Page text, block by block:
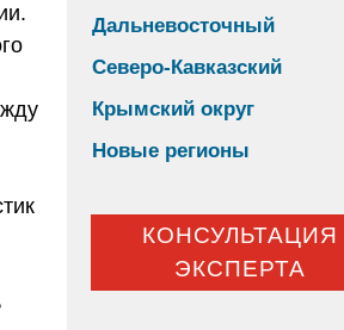
Дальневосточный
Северо-Кавказский
Крымский округ
Новые регионы
КОНСУЛЬТАЦИЯ
ЭКСПЕРТА